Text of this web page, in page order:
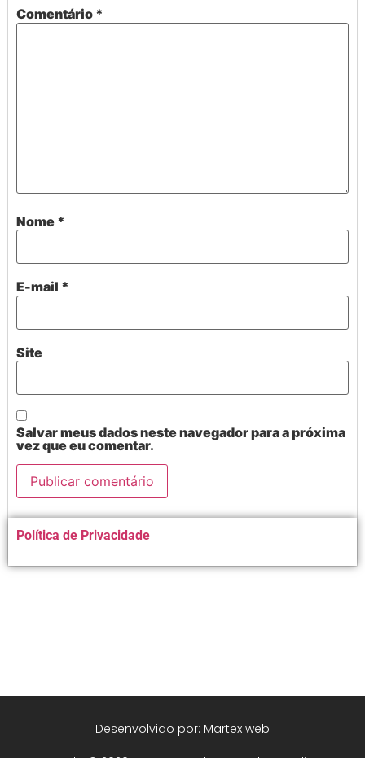
Comentário *
Nome *
E-mail *
Site
Salvar meus dados neste navegador para a próxima
vez que eu comentar.
Alternative:
Política de Privacidade
Desenvolvido por: Martex web